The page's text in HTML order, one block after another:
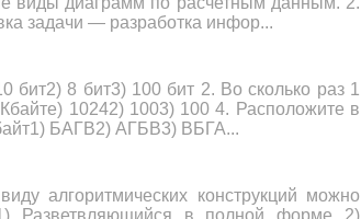
задачи — разработка инфор...
8 бит3) 100 бит 2. Во сколько раз 1
10242) 1003) 100 4. Расположите в
БАГВ2) АГБВ3) ВБГА...
алгоритмических конструкций можно
Разветвляющийся в полной форме 2)